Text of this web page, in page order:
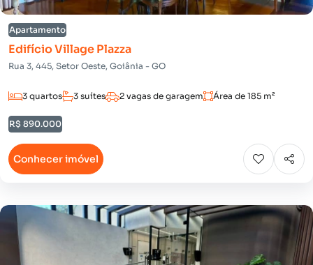
Apartamento
Edifício Village Plazza
Rua 3, 445, Setor Oeste, Goiânia - GO
3 quartos 3 suítes 2 vagas de garagem Área de 185 m²
R$ 890.000
Conhecer imóvel